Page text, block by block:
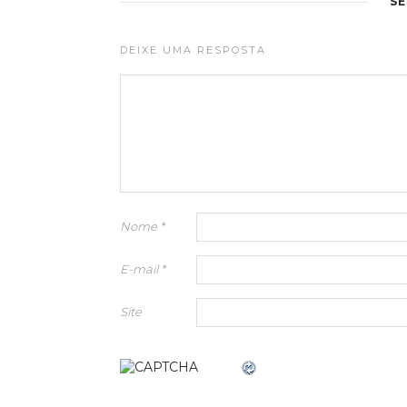
DEIXE UMA RESPOSTA
Nome *
E-mail*
Site